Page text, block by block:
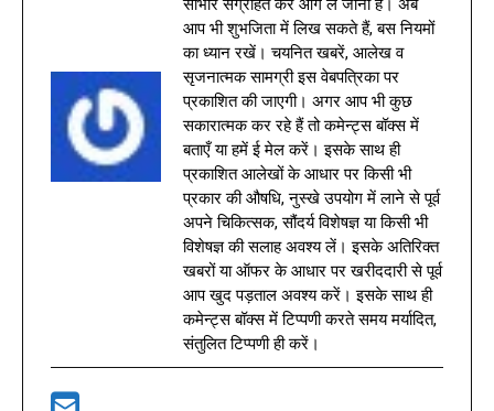
साभार संग्रहित कर आगे ले जाना है। अब
आप भी शुभजिता में लिख सकते हैं, बस नियमों
का ध्यान रखें। चयनित खबरें, आलेख व
सृजनात्मक सामग्री इस वेबपत्रिका पर
प्रकाशित की जाएगी। अगर आप भी कुछ
सकारात्मक कर रहे हैं तो कमेन्ट्स बॉक्स में
बताएँ या हमें ई मेल करें। इसके साथ ही
प्रकाशित आलेखों के आधार पर किसी भी
प्रकार की औषधि, नुस्खे उपयोग में लाने से पूर्व
अपने चिकित्सक, सौंदर्य विशेषज्ञ या किसी भी
विशेषज्ञ की सलाह अवश्य लें। इसके अतिरिक्त
खबरों या ऑफर के आधार पर खरीददारी से पूर्व
आप खुद पड़ताल अवश्य करें। इसके साथ ही
कमेन्ट्स बॉक्स में टिप्पणी करते समय मर्यादित,
संतुलित टिप्पणी ही करें।